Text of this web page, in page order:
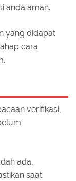
anda aman.
yang didapat
cara
verifikasi,
ada,
saat